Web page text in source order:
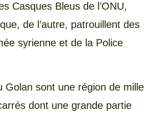
Casques Bleus de l’ONU,
de l’autre, patrouillent des
syrienne et de la Police
Golan sont une région de mille
dont une grande partie